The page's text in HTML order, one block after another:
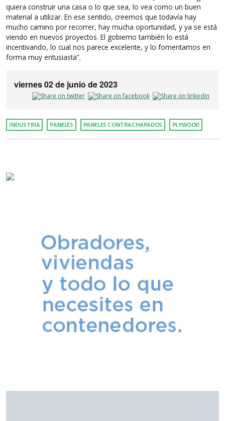
quiera construir una casa o lo que sea, lo vea como un buen
material a utilizar. En ese sentido, creemos que todavía hay
mucho camino por recorrer, hay mucha oportunidad, y ya se está
viendo en nuevos proyectos. El gobierno también lo está
incentivando, lo cual nos parece excelente, y lo fomentamos en
forma muy entusiasta”.
viernes 02 de junio de 2023
INDUSTRIA PANELES PANELES CONTRACHAPADOS PLYWOOD